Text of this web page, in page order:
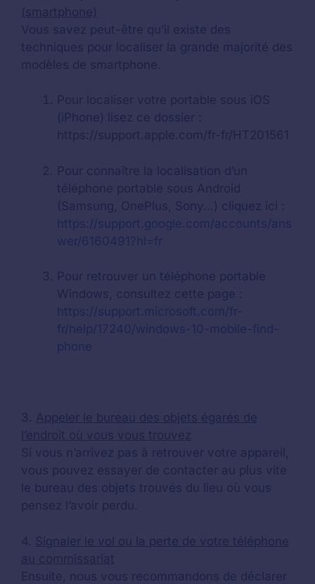
(smartphone)
Vous savez peut-être qu’il existe des
techniques pour localiser la grande majorité des
modèles de smartphone.
Pour localiser votre portable sous iOS
(iPhone) lisez ce dossier :
https://support.apple.com/fr-fr/HT201561
Pour connaître la localisation d’un
téléphone portable sous Android
(Samsung, OnePlus, Sony…) cliquez ici :
https://support.google.com/accounts/ans
wer/6160491?hl=fr
Pour retrouver un téléphone portable
Windows, consultez cette page :
https://support.microsoft.com/fr-
fr/help/17240/windows-10-mobile-find-
phone
3. Appeler le bureau des objets égarés de
l’endroit où vous vous trouvez
Si vous n’arrivez pas à retrouver votre appareil,
vous pouvez essayer de contacter au plus vite
le bureau des objets trouvés du lieu où vous
pensez l’avoir perdu.
4. Signaler le vol ou la perte de votre téléphone
au commissariat
Ensuite, nous vous recommandons de déclarer